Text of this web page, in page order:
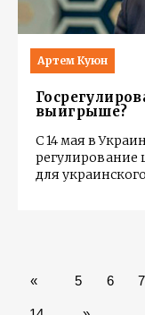
Артем Куюн
выигрыше?
С 14 мая в
регулирование
для
« 5 6 7